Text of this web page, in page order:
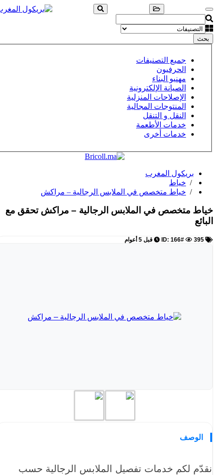
بحث
جميع التصنيفات
الحرفيون
مهنيو البناء
الصيانة الإلكترونية
الإصلاحات المنزلية
المنتوجات المجالية
النقل و التنقل
خدمات الأطعمة
خدمات أخرى
بريكول المغرب
/ خياط
/ خياط متخصص في الملابس الرجالية – مراكش
خياط متخصص في الملابس الرجالية – مراكش تحقق مع
البائع
395 قبل 5 أعوام
الوصف
نقدّم لكم خدمات تفصيل الملابس الرجالية حسب